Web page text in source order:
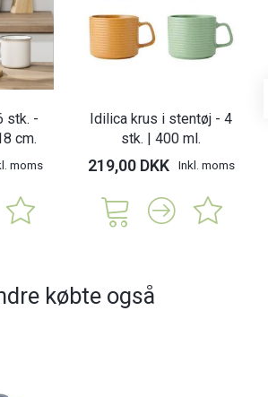
stk. -
cm.
moms
Idilica krus i stentøj - 4
stk. | 400 ml.
219,00 DKK Inkl. moms
købte også